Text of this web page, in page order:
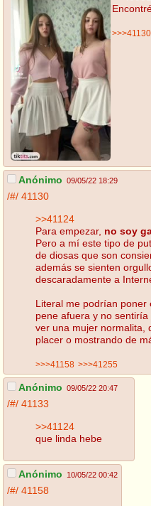
>>>41130
Anónimo 09/05/22 18:29
/#/ 41130
>>41124
Para empezar, no soy
Pero a mí este tipo de
de diosas que son
además se sienten
descaradamente a
Literal me podrían poner
pene afuera y no
ver una mujer normalita,
placer o mostrando de
>>>41158 >>>41255
Anónimo 09/05/22 20:47
/#/ 41133
>>41124
que linda hebe
Anónimo 10/05/22 00:42
/#/ 41158